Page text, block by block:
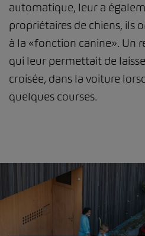
automatique, leur a
propriétaires de chiens, ils
à la «fonction canine». Un
qui leur permettait de
croisée, dans la voiture
quelques courses.